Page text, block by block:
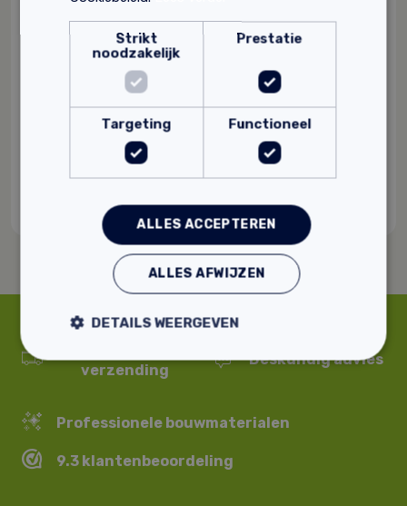
Tierrafino PROtect
Transparant
Beschermt leem- en kalkverven tegen vocht
Vanaf58,93
verzending
Deskundig advies
Professionele bouwmaterialen
9.3 klantenbeoordeling
Strikt
noodzakelijk
Prestatie
Targeting Functioneel
ALLES ACCEPTEREN
ALLES AFWIJZEN
DETAILS WEERGEVEN